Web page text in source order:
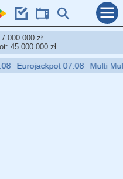
000 000 zł
45 000 000 zł
Eurojackpot 07.08 Multi Multi